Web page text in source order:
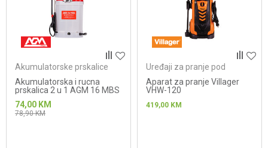
Akumulatorske prskalice
Akumulatorska i rucna
prskalica 2 u 1 AGM 16 MBS
74,00 KM
78,90KM
Uređaji za pranje pod
Aparat za pranje Villager
VHW-120
419,00 KM